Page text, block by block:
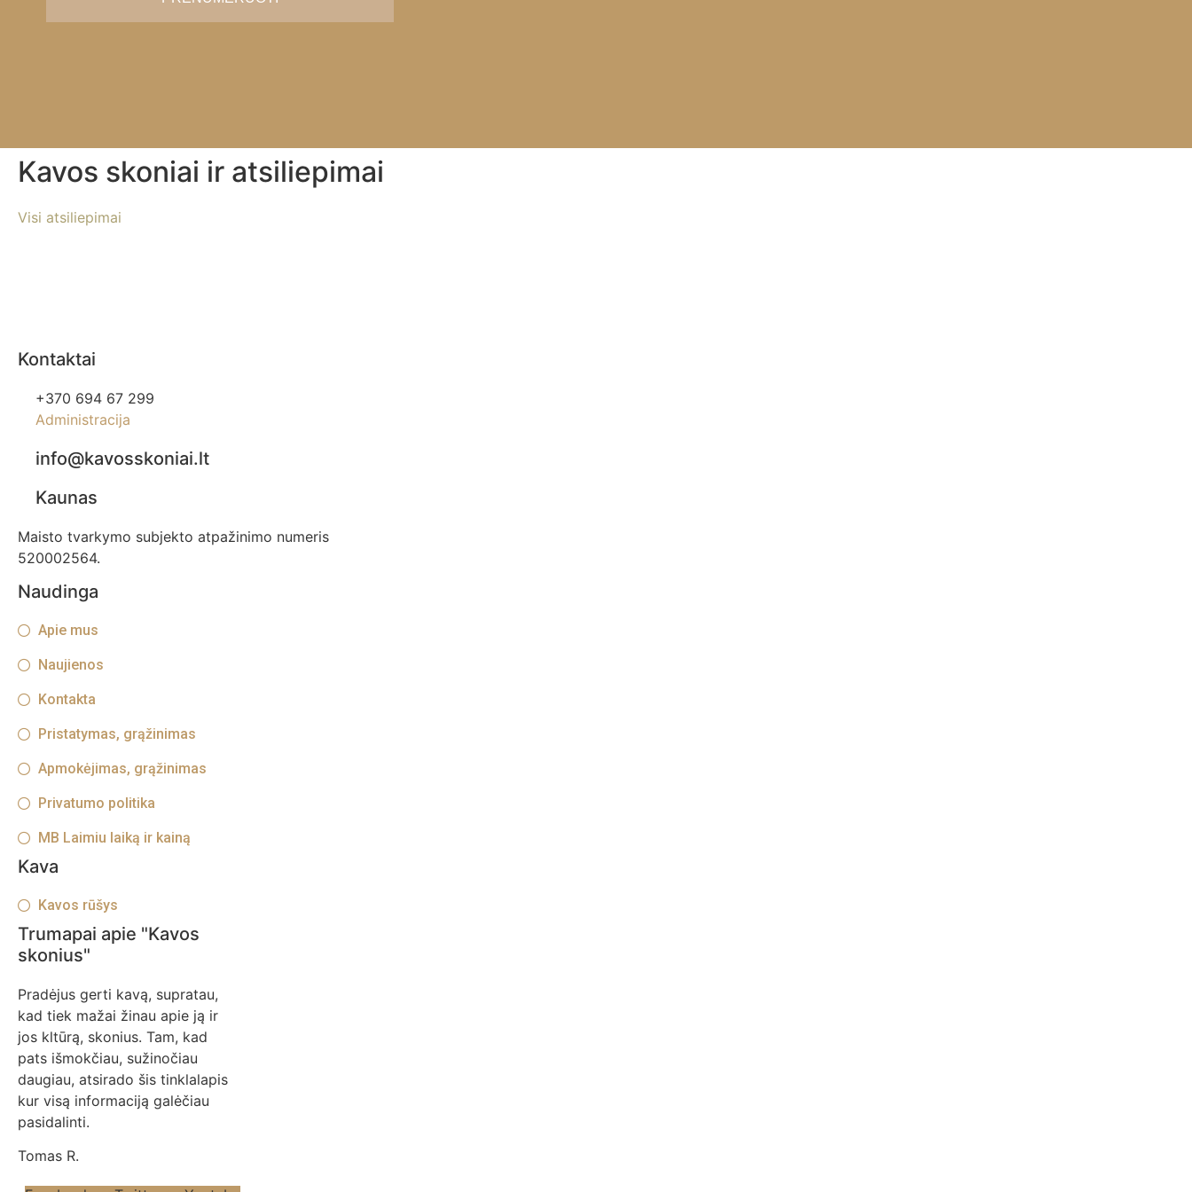
Kavos skoniai ir atsiliepimai
Visi atsiliepimai
Kontaktai
+370 694 67 299
Administracija
info@kavosskoniai.lt
Kaunas
Maisto tvarkymo subjekto atpažinimo numeris
520002564.
Naudinga
Apie mus
Naujienos
Kontakta
Pristatymas, grąžinimas
Apmokėjimas, grąžinimas
Privatumo politika
MB Laimiu laiką ir kainą
Kava
Kavos rūšys
Trumapai apie "Kavos
skonius"
Pradėjus gerti kavą, supratau,
kad tiek mažai žinau apie ją ir
jos kltūrą, skonius. Tam, kad
pats išmokčiau, sužinočiau
daugiau, atsirado šis tinklalapis
kur visą informaciją galėčiau
pasidalinti.
Tomas R.